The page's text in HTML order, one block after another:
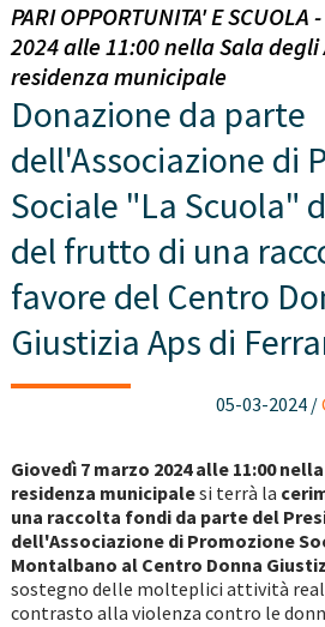
PARI OPPORTUNITA' E
2024 alle 11:00 nella Sala
residenza municipale
Donazione da parte
dell'Associazione di
Sociale "La Scuola"
del frutto di una
favore del Centro
Giustizia Aps di
05-03-2024 /
Giovedì 7 marzo 2024 alle 11:00
residenza municipalesi terrà la
una raccolta fondi da parte del
dell'Associazione di Promozione
Montalbano al Centro Donna
sostegno delle molteplici attività
contrasto alla violenza contro le